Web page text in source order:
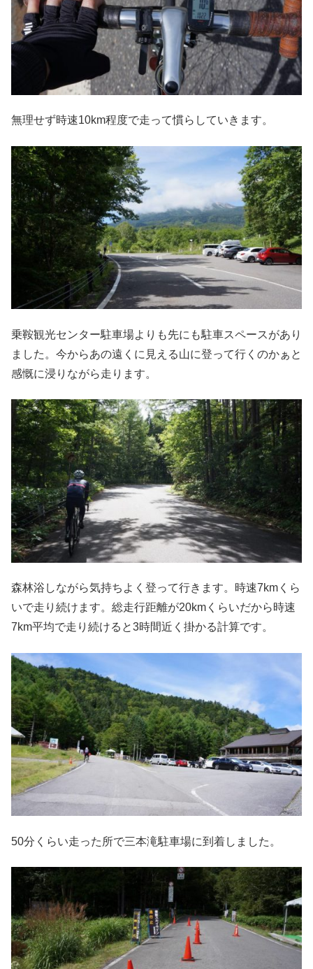
無理せず時速10km程度で走って慣らしていきます。
乗鞍観光センター駐車場よりも先にも駐車スペースがあり
ました。今からあの遠くに見える山に登って行くのかぁと
感慨に浸りながら走ります。
森林浴しながら気持ちよく登って行きます。時速7kmくら
いで走り続けます。総走行距離が20kmくらいだから時速
7km平均で走り続けると3時間近く掛かる計算です。
50分くらい走った所で三本滝駐車場に到着しました。